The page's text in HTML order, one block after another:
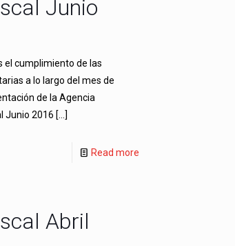
Junio
el cumplimiento de las
a lo largo del mes de
de la Agencia
Junio 2016 […]
Read more
Abril